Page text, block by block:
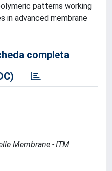
patterns working
in advanced membrane
completa
Membrane - ITM